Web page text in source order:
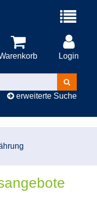
Menü
Login
Kurse
suchen
erweiterte Suche